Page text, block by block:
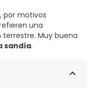
por motivos
una
Muy buena
sandía.